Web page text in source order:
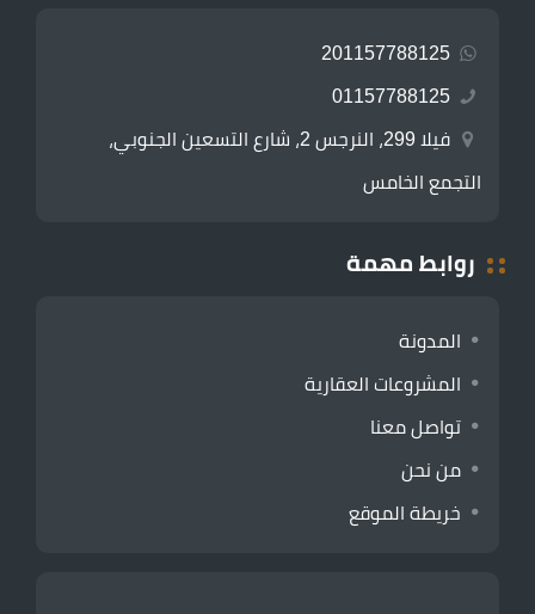
201157788125
01157788125
فيلا 299، النرجس 2، شارع التسعين الجنوبي،
التجمع الخامس
روابط مهمة
المدونة
المشروعات العقارية
تواصل معنا
من نحن
خريطة الموقع